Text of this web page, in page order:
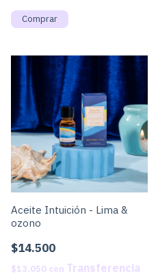
Aceite Intuición - Lima &
ozono
$14.500
$13.050 con